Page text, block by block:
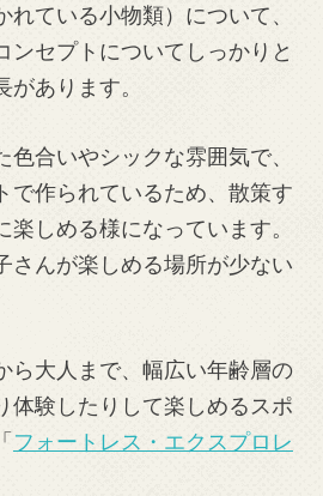
れている小物類）について、
ンセプトについてしっかりと
あります。
合いやシックな雰囲気で、
で作られているため、散策す
しめる様になっています。
さんが楽しめる場所が少ない
ら大人まで、幅広い年齢層の
体験したりして楽しめるスポ
フォートレス・エクスプロレ